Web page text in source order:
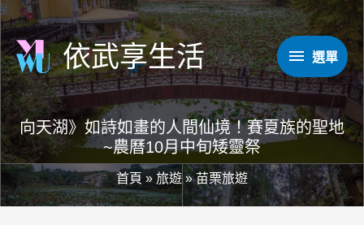
跳
至
主
要
內
容
依武享生活
選
單
選單
向天湖》如詩如畫的人間仙境！賽夏族的聖地
~農曆10月中旬矮靈祭
首頁 » 旅遊»苗栗旅遊